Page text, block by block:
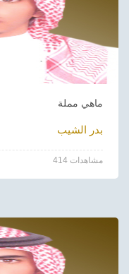
ماهي مملة
بدر الشيب
414 مشاهدات